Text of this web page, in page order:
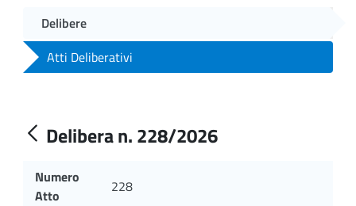
Delibere
Atti Deliberativi
Delibera n. 228/2026
Numero
Atto
228